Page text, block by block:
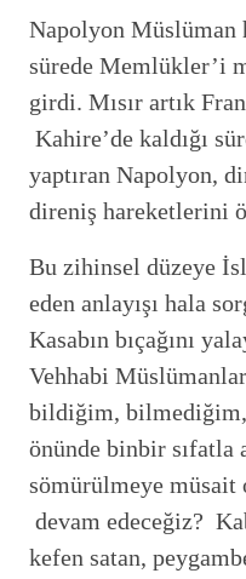
Napolyon Müslüman
sürede Memlükler’i
girdi. Mısır artık
Kahire’de kaldığı
yaptıran Napolyon,
direniş hareketlerini
Bu zihinsel düzeye
eden anlayışı hala
Kasabın bıçağını
Vehhabi
bildiğim,
önünde binbir sıfatla
sömürülmeye müsait
devam edeceğiz?
kefen satan,